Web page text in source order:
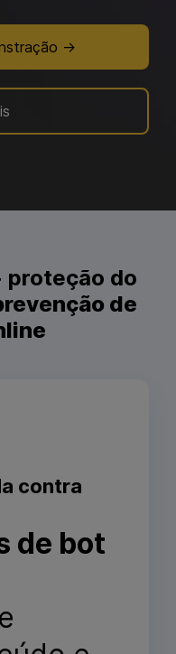
proteção do
de
contra
de bot